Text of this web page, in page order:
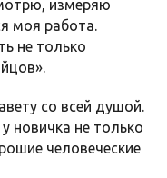
измеряю
моя работа.
не только
со всей душой.
новичка не только
человеческие